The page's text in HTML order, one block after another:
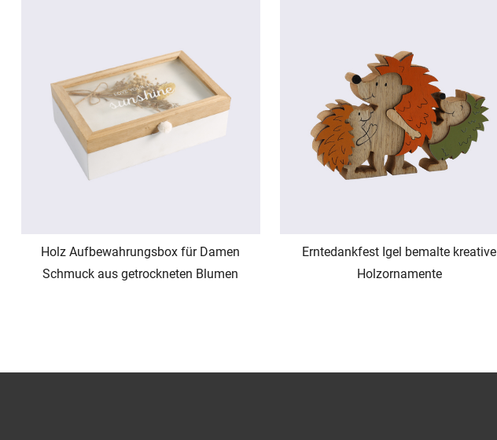
Holz Aufbewahrungsbox für Damen
Schmuck aus getrockneten Blumen
Erntedankfest Igel bemalte kreative
Holzornamente